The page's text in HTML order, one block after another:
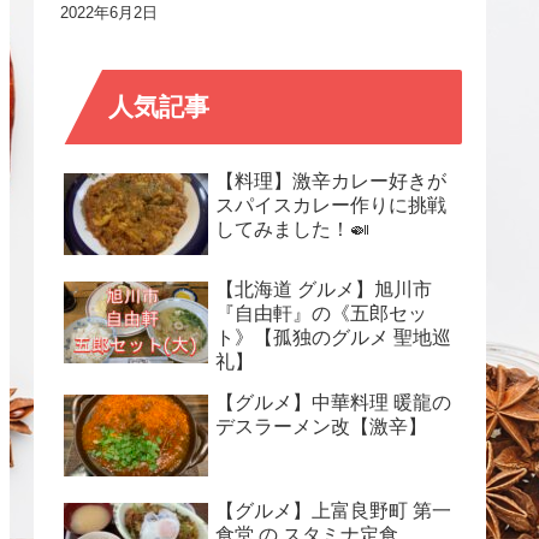
2022年6月2日
人気記事
【料理】激辛カレー好きが
スパイスカレー作りに挑戦
してみました！🍛
【北海道 グルメ】旭川市
『自由軒』の《五郎セッ
ト》【孤独のグルメ 聖地巡
礼】
【グルメ】中華料理 暖龍の
デスラーメン改【激辛】
【グルメ】上富良野町 第一
食堂 の スタミナ定食